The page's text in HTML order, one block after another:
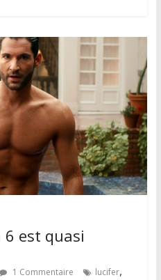
6 est quasi
1 Commentaire lucifer,